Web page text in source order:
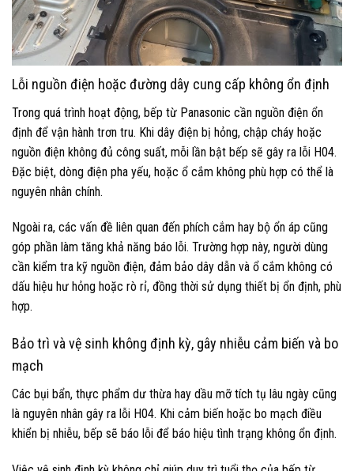
Lỗi nguồn điện hoặc đường dây cung cấp không ổn định
Trong quá trình hoạt động, bếp từ Panasonic cần nguồn điện ổn
định để vận hành trơn tru. Khi dây điện bị hỏng, chập cháy hoặc
nguồn điện không đủ công suất, mỗi lần bật bếp sẽ gây ra lỗi H04.
Đặc biệt, dòng điện pha yếu, hoặc ổ cắm không phù hợp có thể là
nguyên nhân chính.
Ngoài ra, các vấn đề liên quan đến phích cắm hay bộ ổn áp cũng
góp phần làm tăng khả năng báo lỗi. Trường hợp này, người dùng
cần kiểm tra kỹ nguồn điện, đảm bảo dây dẫn và ổ cắm không có
dấu hiệu hư hỏng hoặc rò rỉ, đồng thời sử dụng thiết bị ổn định, phù
hợp.
Bảo trì và vệ sinh không định kỳ, gây nhiễu cảm biến và bo
mạch
Các bụi bẩn, thực phẩm dư thừa hay dầu mỡ tích tụ lâu ngày cũng
là nguyên nhân gây ra lỗi H04. Khi cảm biến hoặc bo mạch điều
khiển bị nhiễu, bếp sẽ báo lỗi để báo hiệu tình trạng không ổn định.